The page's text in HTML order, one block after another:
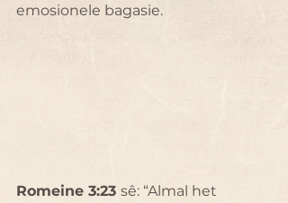
emosionele bagasie.
Romeine 3:23 sê: “Almal het